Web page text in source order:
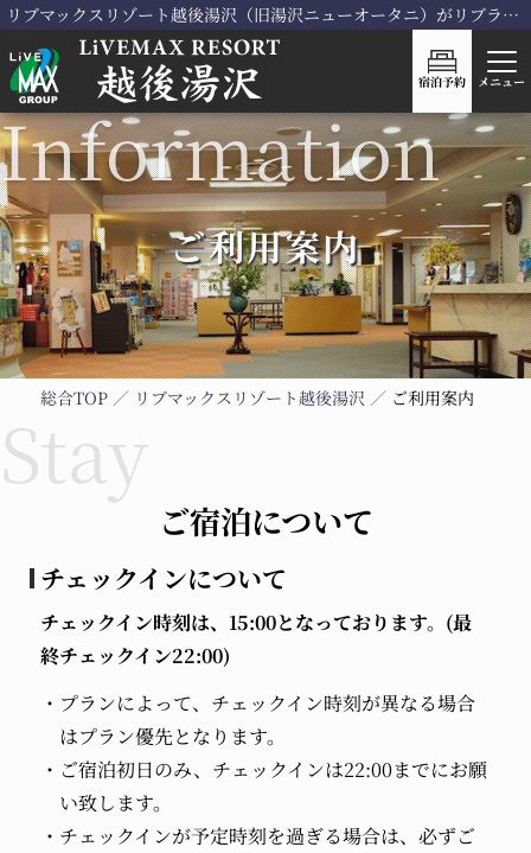
リブマックスリゾート越後湯沢（旧湯沢ニューオータニ）がリブランドOPEN！
宿泊予約 メニュー
ご利用案内
総合TOP リブマックスリゾート越後湯沢 ご利用案内
ご宿泊について
チェックインについて
チェックイン時刻は、15:00となっております。(最
終チェックイン22:00)
プランによって、チェックイン時刻が異なる場合
はプラン優先となります。
ご宿泊初日のみ、チェックインは22:00までにお願
い致します。
チェックインが予定時刻を過ぎる場合は、必ずご